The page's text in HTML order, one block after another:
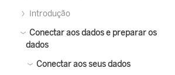
Introdução
Conectar aos dados e preparar os
dados
Conectar aos seus dados